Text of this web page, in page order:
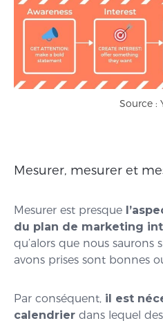
Source :
Mesurer, mesurer et
Mesurer est presque
du plan de marketing
qu’alors que nous saurons
avons prises sont bonnes
Par conséquent, il est
calendrier dans lequel